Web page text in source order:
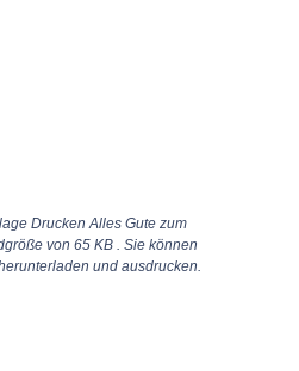
Drucken Alles Gute zum
von 65 KB . Sie können
und ausdrucken.